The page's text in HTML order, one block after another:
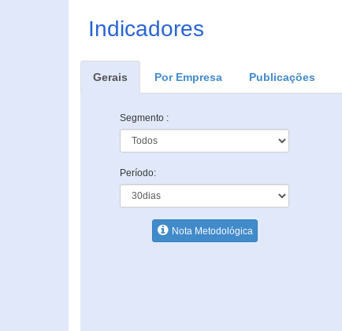
Indicadores
Gerais Por Empresa Publicações
Segmento :
Período:
Nota Metodológica